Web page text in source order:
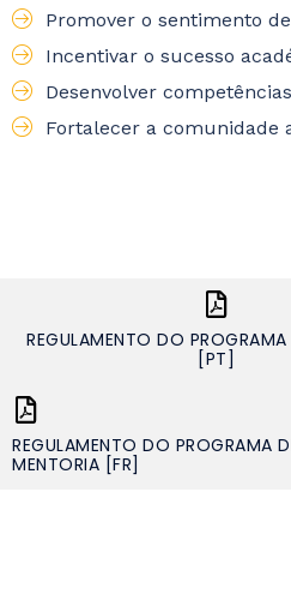
Promover o sentimento
Incentivar o sucesso
Desenvolver
Fortalecer a comunidade
REGULAMENTO DO
[PT]
REGULAMENTO DO PROGRAMA
MENTORIA [FR]